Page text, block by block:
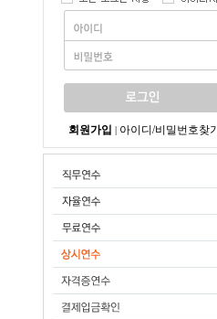
회원가입 아이디/비밀번호찾기